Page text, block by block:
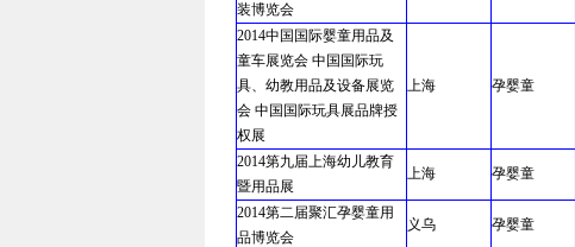
装博览会
2014中国国际婴童用品及
童车展览会 中国国际玩
具、幼教用品及设备展览
会 中国国际玩具展品牌授
权展
上海 孕婴童
2014第九届上海幼儿教育
暨用品展
上海 孕婴童
2014第二届聚汇孕婴童用
品博览会
义乌 孕婴童